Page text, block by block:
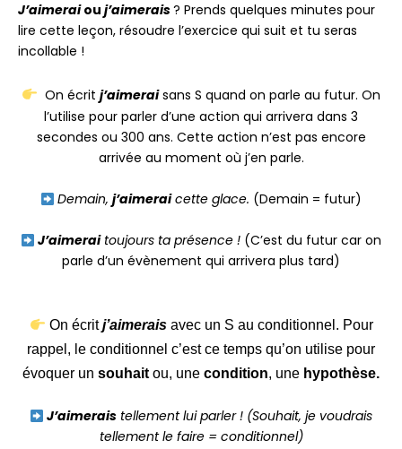
J’aimeraiou j’aimerais? Prends quelques minutes pour
lire cette leçon, résoudre l’exercice qui suit et tu seras
incollable !
On écritj’aimeraisans S quand on parle au futur. On
l’utilise pour parler d’une action qui arrivera dans 3
secondes ou 300 ans. Cette action n’est pas encore
arrivée au moment où j’en parle.
Demain,j’aimeraicette glace. (Demain = futur)
J’aimeraitoujours ta présence !(C’est du futur car on
parle d’un évènement qui arrivera plus tard)
On écritj’aimeraisavec un S au conditionnel. Pour
rappel, le conditionnel c’est ce temps qu’on utilise pour
évoquer un souhaitou, une condition, une hypothèse.
J’aimeraistellement lui parler ! (Souhait, je voudrais
tellement le faire = conditionnel)